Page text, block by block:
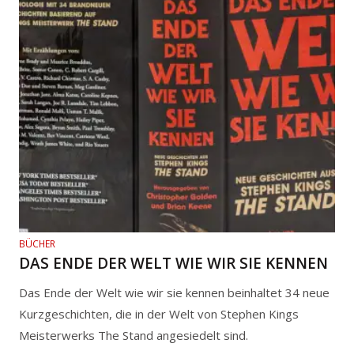
BÜCHER
DAS ENDE DER WELT WIE WIR SIE KENNEN
Das Ende der Welt wie wir sie kennen beinhaltet 34 neue
Kurzgeschichten, die in der Welt von Stephen Kings
Meisterwerks The Stand angesiedelt sind.